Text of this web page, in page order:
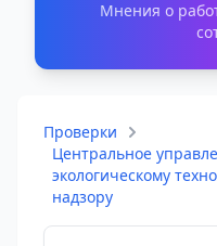
Мнения о
Проверки
Центральное
экологическому
надзору